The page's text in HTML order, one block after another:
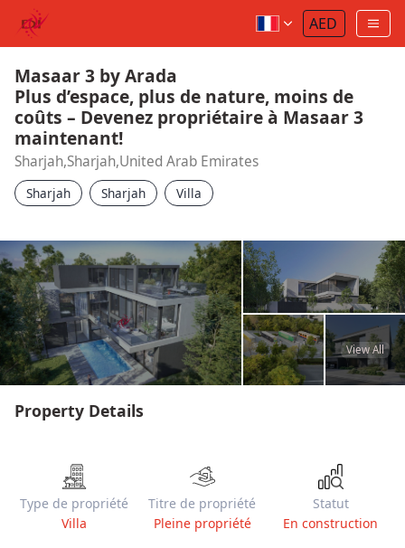
Masaar 3 by Arada
Plus d’espace, plus de nature, moins de
coûts – Devenez propriétaire à Masaar 3
maintenant!
Sharjah,Sharjah,United Arab Emirates
Sharjah Sharjah Villa
View All
Property Details
Type de propriété
Villa
Titre de propriété
Pleine propriété
Statut
En construction